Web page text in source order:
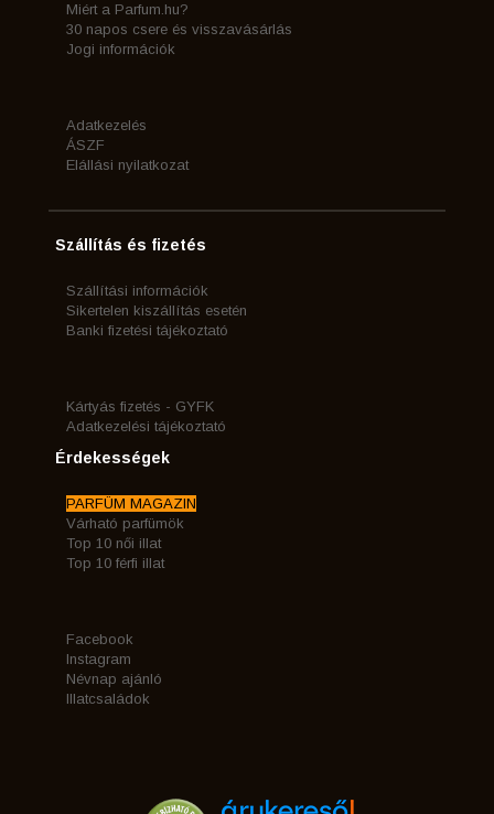
Miért a Parfum.hu?
30 napos csere és visszavásárlás
Jogi információk
Adatkezelés
ÁSZF
Elállási nyilatkozat
Szállítás és fizetés
Szállítási információk
Sikertelen kiszállítás esetén
Banki fizetési tájékoztató
Kártyás fizetés - GYFK
Adatkezelési tájékoztató
Érdekességek
PARFÜM MAGAZIN
Várható parfümök
Top 10 női illat
Top 10 férfi illat
Facebook
Instagram
Névnap ajánló
Illatcsaládok